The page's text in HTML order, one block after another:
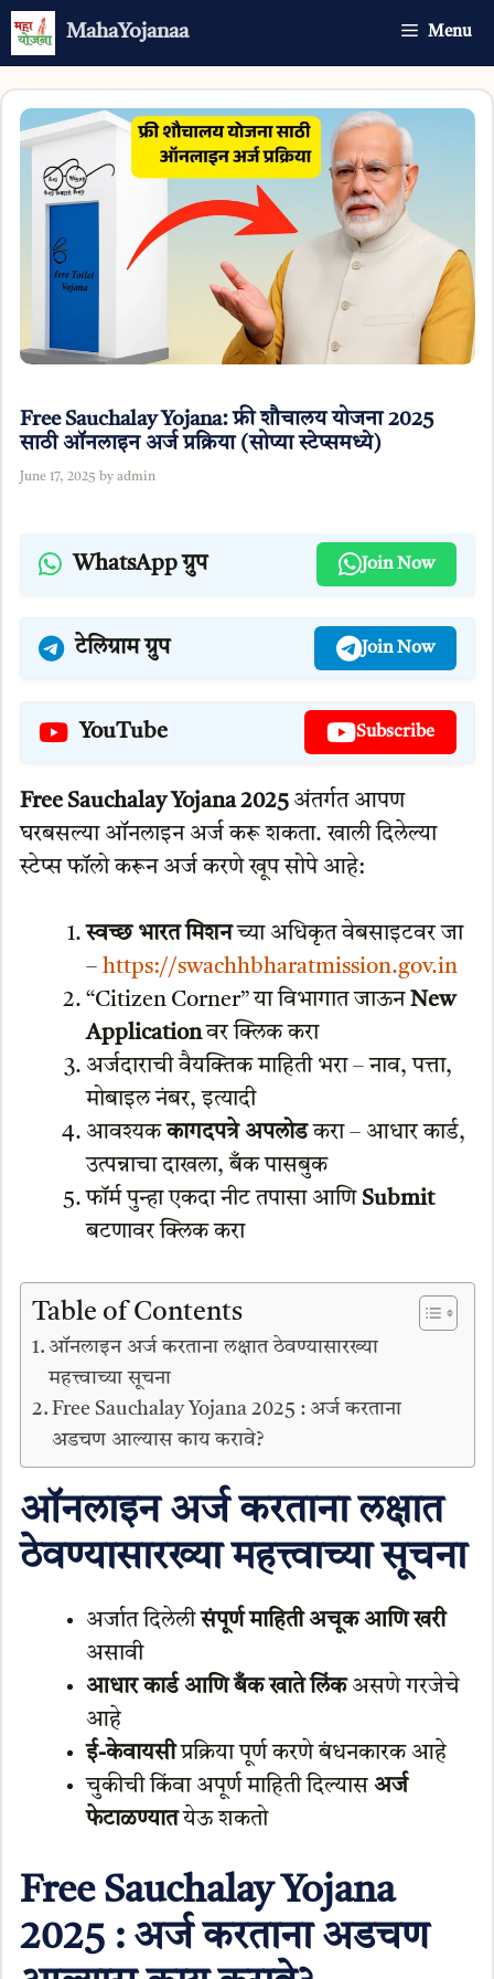
Skip
MahaYojanaa Menu
Free Sauchalay Yojana: फ्री शौचालय योजना 2025
साठी ऑनलाइन अर्ज प्रक्रिया (सोप्या स्टेप्समध्ये)
June 17, 2025 by admin
WhatsApp ग्रुप Join Now
टेलिग्राम ग्रुप Join Now
YouTube Subscribe
Free Sauchalay Yojana 2025अंतर्गत आपण
घरबसल्या ऑनलाइन अर्ज करू शकता. खाली दिलेल्या
स्टेप्स फॉलो करून अर्ज करणे खूप सोपे आहे:
स्वच्छ भारत मिशनच्या अधिकृत वेबसाइटवर जा
–https://swachhbharatmission.gov.in
“Citizen Corner” या विभागात जाऊन New
Applicationवर क्लिक करा
अर्जदाराची वैयक्तिक माहिती भरा – नाव, पत्ता,
मोबाइल नंबर, इत्यादी
आवश्यककागदपत्रे अपलोडकरा – आधार कार्ड,
उत्पन्नाचा दाखला, बँक पासबुक
फॉर्म पुन्हा एकदा नीट तपासा आणि Submit
बटणावर क्लिक करा
Table of Contents
ऑनलाइन अर्ज करताना लक्षात ठेवण्यासारख्या
महत्त्वाच्या सूचना
Free Sauchalay Yojana 2025 : अर्ज करताना
अडचण आल्यास काय करावे?
ऑनलाइन अर्ज करताना लक्षात
ठेवण्यासारख्या महत्त्वाच्या सूचना
अर्जात दिलेलीसंपूर्ण माहिती अचूक आणि खरी
असावी
आधार कार्ड आणि बँक खाते लिंकअसणे गरजेचे
आहे
ई-केवायसीप्रक्रिया पूर्ण करणे बंधनकारक आहे
चुकीची किंवा अपूर्ण माहिती दिल्यास अर्ज
फेटाळण्यातयेऊ शकतो
Free Sauchalay Yojana
2025 : अर्ज करताना अडचण